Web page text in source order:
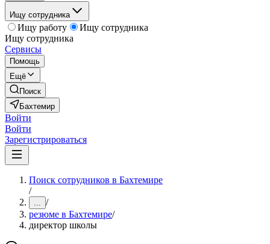
Ищу сотрудника
Ищу работу
Ищу сотрудника
Ищу сотрудника
Сервисы
Помощь
Ещё
Поиск
Бахтемир
Войти
Войти
Зарегистрироваться
Поиск сотрудников в Бахтемире
/
... /
резюме в Бахтемире/
директор школы